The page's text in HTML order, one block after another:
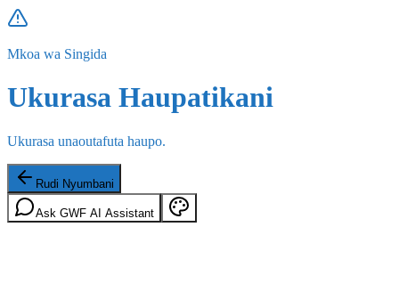
Mkoa wa Singida
Ukurasa Haupatikani
Ukurasa unaoutafuta haupo.
Rudi Nyumbani
Ask GWF AI Assistant